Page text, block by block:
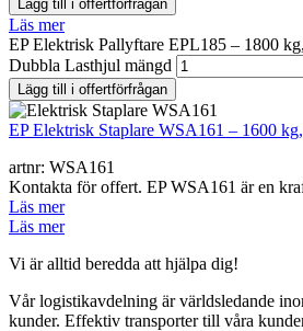
Lägg till i offertförfrågan
Läs mer
EP Elektrisk Pallyftare EPL185 – 1800
Dubbla Lasthjul mängd
Lägg till i offertförfrågan
EP Elektrisk Staplare WSA161 – 1600
artnr: WSA161
Kontakta för offert. EP WSA161 är en
Läs mer
Läs mer
Vi är alltid beredda att hjälpa dig!
Vår logistikavdelning är världsledande
kunder. Effektiv transporter till våra